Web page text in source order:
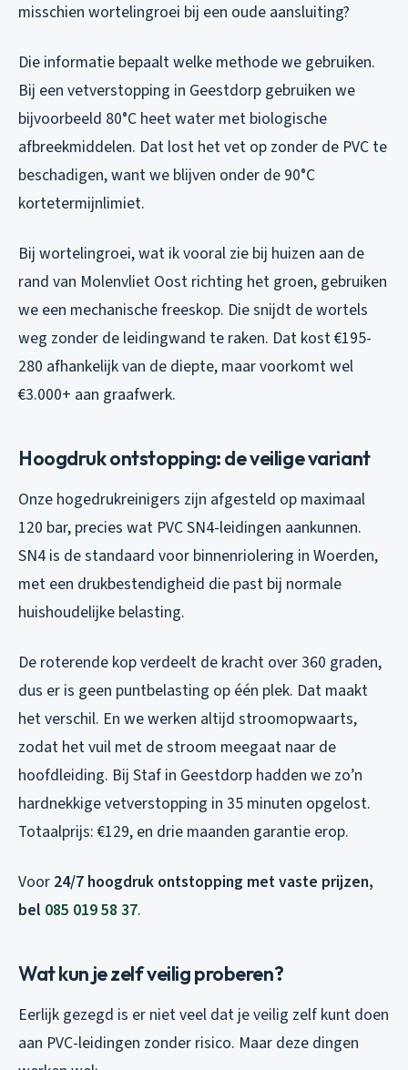
misschien wortelingroei bij een oude aansluiting?
Die informatie bepaalt welke methode we gebruiken.
Bij een vetverstopping in Geestdorp gebruiken we
bijvoorbeeld 80°C heet water met biologische
afbreekmiddelen. Dat lost het vet op zonder de PVC te
beschadigen, want we blijven onder de 90°C
kortetermijnlimiet.
Bij wortelingroei, wat ik vooral zie bij huizen aan de
rand van Molenvliet Oost richting het groen, gebruiken
we een mechanische freeskop. Die snijdt de wortels
weg zonder de leidingwand te raken. Dat kost €195-
280 afhankelijk van de diepte, maar voorkomt wel
€3.000+ aan graafwerk.
Hoogdruk ontstopping: de veilige variant
Onze hogedrukreinigers zijn afgesteld op maximaal
120 bar, precies wat PVC SN4-leidingen aankunnen.
SN4 is de standaard voor binnenriolering in Woerden,
met een drukbestendigheid die past bij normale
huishoudelijke belasting.
De roterende kop verdeelt de kracht over 360 graden,
dus er is geen puntbelasting op één plek. Dat maakt
het verschil. En we werken altijd stroomopwaarts,
zodat het vuil met de stroom meegaat naar de
hoofdleiding. Bij Staf in Geestdorp hadden we zo’n
hardnekkige vetverstopping in 35 minuten opgelost.
Totaalprijs: €129, en drie maanden garantie erop.
Voor 24/7 hoogdruk ontstopping met vaste prijzen,
bel 085 019 58 37.
Wat kun je zelf veilig proberen?
Eerlijk gezegd is er niet veel dat je veilig zelf kunt doen
aan PVC-leidingen zonder risico. Maar deze dingen